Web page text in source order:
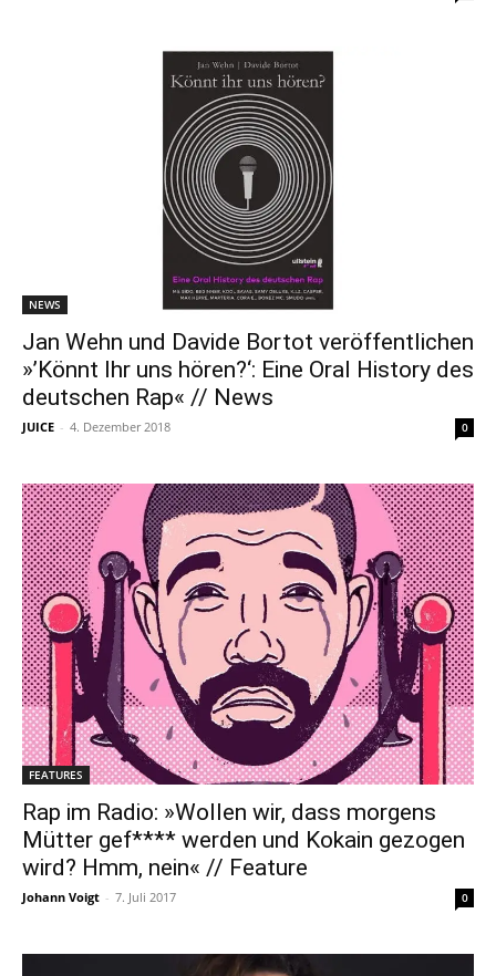
NEWS
Jan Wehn und Davide Bortot veröffentlichen
»’Könnt Ihr uns hören?‘: Eine Oral History des
deutschen Rap« // News
JUICE - 4. Dezember 2018 0
FEATURES
Rap im Radio: »Wollen wir, dass morgens
Mütter gef**** werden und Kokain gezogen
wird? Hmm, nein« // Feature
Johann Voigt - 7. Juli 2017 0